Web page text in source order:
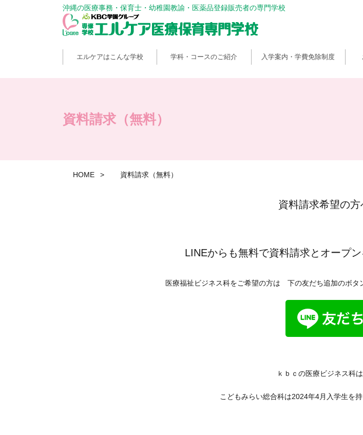
沖縄の医療事務・保育士・幼稚園教諭・医薬品登録販売者の専門学校
エルケアはこんな学校 学科・コースのご紹介 入学案内・学費免除制度
資料請求（無料）
HOME 資料請求（無料）
資料請求希望の
LINEからも無料で資料請求とオープ
医療福祉ビジネス科をご希望の方は 下の友だち追加のボタ
ｋｂｃの医療ビジネス科
こどもみらい総合科は2024年4月入学生を